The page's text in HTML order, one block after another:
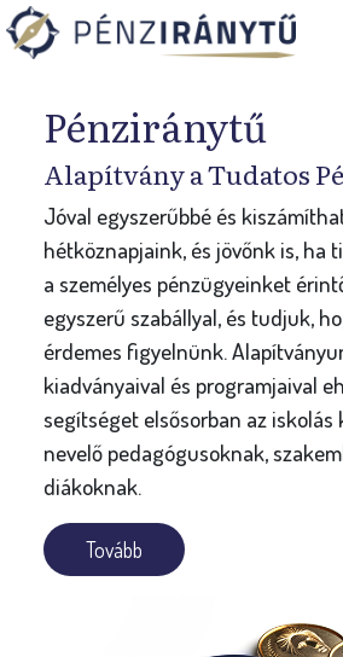
Ugrás a
Pénziránytű
Alapítvány a Tudatos
Jóval egyszerűbbé és
hétköznapjaink, és jövőnk is, ha
a személyes pénzügyeinket
egyszerű szabállyal, és tudjuk,
érdemes figyelnünk.
kiadványaival és programjaival
segítséget elsősorban az iskolás
nevelő pedagógusoknak,
diákoknak.
Tovább